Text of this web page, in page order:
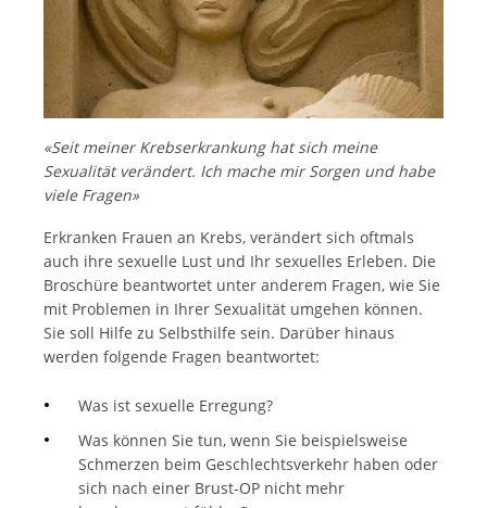
«Seit meiner Krebserkrankung hat sich meine
Sexualität verändert. Ich mache mir Sorgen und habe
viele Fragen»
Erkranken Frauen an Krebs, verändert sich oftmals
auch ihre sexuelle Lust und Ihr sexuelles Erleben. Die
Broschüre beantwortet unter anderem Fragen, wie Sie
mit Problemen in Ihrer Sexualität umgehen können.
Sie soll Hilfe zu Selbsthilfe sein. Darüber hinaus
werden folgende Fragen beantwortet:
Was ist sexuelle Erregung?
Was können Sie tun, wenn Sie beispielsweise
Schmerzen beim Geschlechtsverkehr haben oder
sich nach einer Brust-OP nicht mehr